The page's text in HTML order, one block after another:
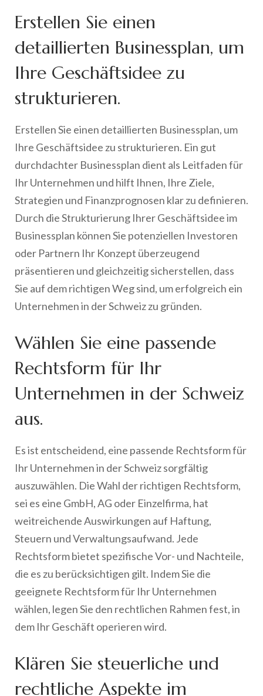
Erstellen Sie einen
detaillierten Businessplan, um
Ihre Geschäftsidee zu
strukturieren.
Erstellen Sie einen detaillierten Businessplan, um
Ihre Geschäftsidee zu strukturieren. Ein gut
durchdachter Businessplan dient als Leitfaden für
Ihr Unternehmen und hilft Ihnen, Ihre Ziele,
Strategien und Finanzprognosen klar zu definieren.
Durch die Strukturierung Ihrer Geschäftsidee im
Businessplan können Sie potenziellen Investoren
oder Partnern Ihr Konzept überzeugend
präsentieren und gleichzeitig sicherstellen, dass
Sie auf dem richtigen Weg sind, um erfolgreich ein
Unternehmen in der Schweiz zu gründen.
Wählen Sie eine passende
Rechtsform für Ihr
Unternehmen in der Schweiz
aus.
Es ist entscheidend, eine passende Rechtsform für
Ihr Unternehmen in der Schweiz sorgfältig
auszuwählen. Die Wahl der richtigen Rechtsform,
sei es eine GmbH, AG oder Einzelfirma, hat
weitreichende Auswirkungen auf Haftung,
Steuern und Verwaltungsaufwand. Jede
Rechtsform bietet spezifische Vor- und Nachteile,
die es zu berücksichtigen gilt. Indem Sie die
geeignete Rechtsform für Ihr Unternehmen
wählen, legen Sie den rechtlichen Rahmen fest, in
dem Ihr Geschäft operieren wird.
Klären Sie steuerliche und
rechtliche Aspekte im